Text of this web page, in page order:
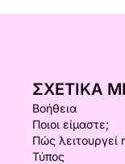
ΣΧΕΤΙΚΆ
Βοήθεια
Ποιοι είμαστε;
Πώς λειτουργεί
Τύπος